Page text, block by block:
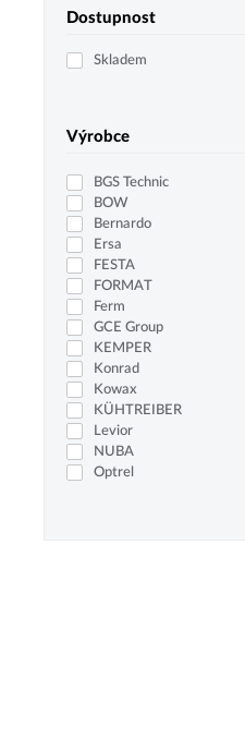
Dostupnost
Skladem
Výrobce
BGS Technic
BOW
Bernardo
Ersa
FESTA
FORMAT
Ferm
GCE Group
KEMPER
Konrad
Kowax
KÜHTREIBER
Levior
NUBA
Optrel